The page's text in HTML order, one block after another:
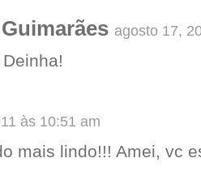
agosto 17,
às 10:51 am
mais lindo!!! Amei, vc